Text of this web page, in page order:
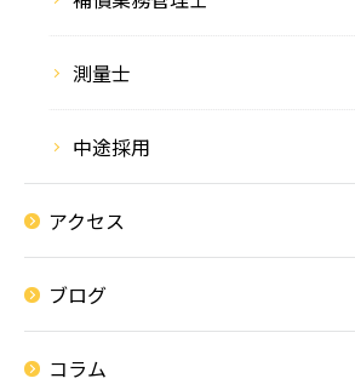
測量士
中途採用
アクセス
ブログ
コラム